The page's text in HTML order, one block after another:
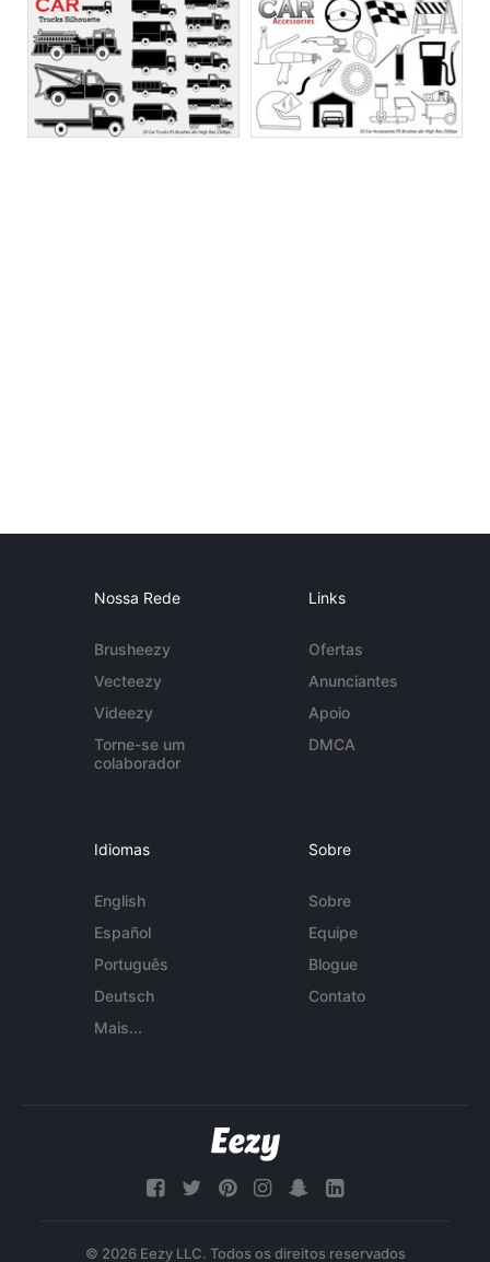
Nossa Rede
Brusheezy
Vecteezy
Videezy
Torne-se um
colaborador
Links
Ofertas
Anunciantes
Apoio
DMCA
Idiomas
English
Español
Português
Deutsch
Mais...
Sobre
Sobre
Equipe
Blogue
Contato
© 2026 Eezy LLC. Todos os direitos reservados